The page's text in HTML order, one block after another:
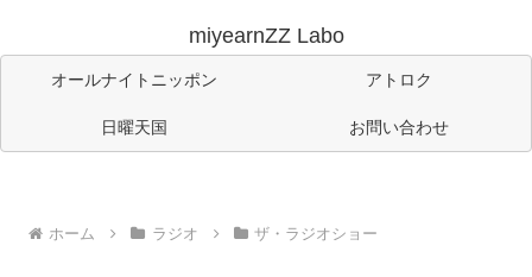
miyearnZZ Labo
オールナイトニッポン アトロク
日曜天国 お問い合わせ
ホーム ラジオ ザ・ラジオショー